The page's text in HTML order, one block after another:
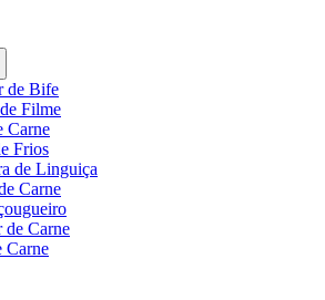
de Bife
Filme
Carne
Frios
de Linguiça
Carne
de Carne
Carne